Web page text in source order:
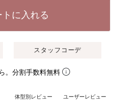
トに入れる
スタッフコーデ
。分割手数料無料
体型別レビュー ユーザーレビュー